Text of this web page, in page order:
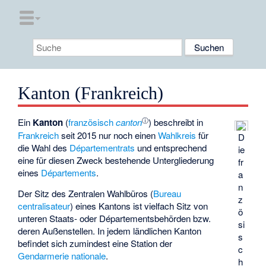
Kanton (Frankreich)
D
ie
fr
a
n
z
ö
si
s
c
h
Ein Kanton (französisch cantonⓘ) beschreibt in
Frankreichseit 2015 nur noch einenWahlkreis für
die Wahl des Départementrats und entsprechend
eine für diesen Zweck bestehende Untergliederung
eines Départements.
Der Sitz des Zentralen Wahlbüros (Bureau
centralisateur) eines Kantons ist vielfach Sitz von
unteren Staats- oder Départementsbehörden bzw.
deren Außenstellen. In jedem ländlichen Kanton
befindet sich zumindest eine Station der
Gendarmerie nationale.